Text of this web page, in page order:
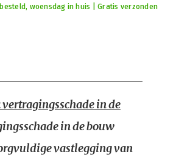
besteld, woensdag in huis | Gratis verzonden
in de
in de bouw
vastlegging van